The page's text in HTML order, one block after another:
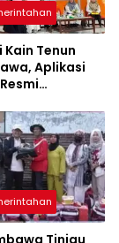
Tenun
Aplikasi